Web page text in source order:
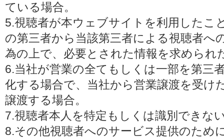
ている場合。
5.視聴者が本ウェブサイトを利用したこ
の第三者から当該第三者による視聴者へ
為の上で、必要とされた情報を求められ
6.当社が営業の全てもしくは一部を第三
化する場合で、当社から営業譲渡を受け
譲渡する場合。
7.視聴者本人を特定もしくは識別できな
8.その他視聴者へのサービス提供のため